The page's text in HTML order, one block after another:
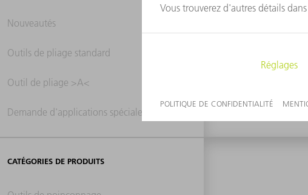
Nouveautés
Outils de pliage standard
Outil de pliage >A<
Demande d'applications spéciales
CATÉGORIES DE PRODUITS